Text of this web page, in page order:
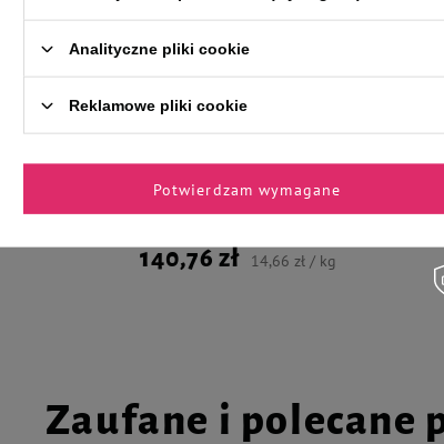
Mokra karma dla psa Dolina Noteci Premium
140,76 zł 14,66 zł / kg
Zaufane i polecane
Analityczne pliki cookie
Reklamowe pliki cookie
Potwierdzam wymagane